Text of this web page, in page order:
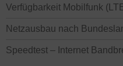
Verfügbarkeit Mobilfunk
Netzausbau nach
Speedtest – Internet